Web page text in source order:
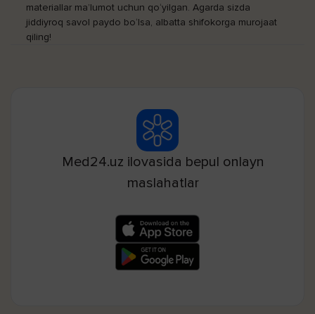
materiallar ma’lumot uchun qo‘yilgan. Agarda sizda
jiddiyroq savol paydo bo‘lsa, albatta shifokorga murojaat
qiling!
Med24.uz ilovasida bepul onlayn
maslahatlar